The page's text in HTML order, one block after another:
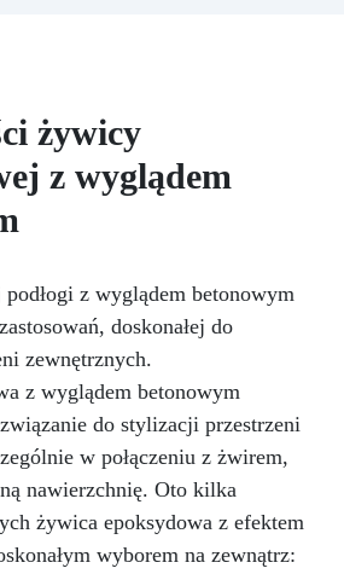
żywicy
z wyglądem
z wyglądem betonowym
doskonałej do
zewnętrznych.
z wyglądem betonowym
do stylizacji przestrzeni
w połączeniu z żwirem,
nawierzchnię. Oto kilka
żywica epoksydowa z efektem
wyborem na zewnątrz: